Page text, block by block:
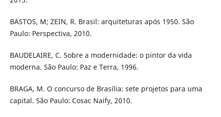
BASTOS, M; ZEIN, R. Brasil: arquiteturas após 1950. São
Paulo: Perspectiva, 2010.
BAUDELAIRE, C. Sobre a modernidade: o pintor da vida
moderna. São Paulo: Paz e Terra, 1996.
BRAGA, M. O concurso de Brasília: sete projetos para uma
capital. São Paulo: Cosac Naify, 2010.